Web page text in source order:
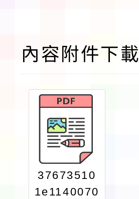
內容附件下載
37673510
1e1140070